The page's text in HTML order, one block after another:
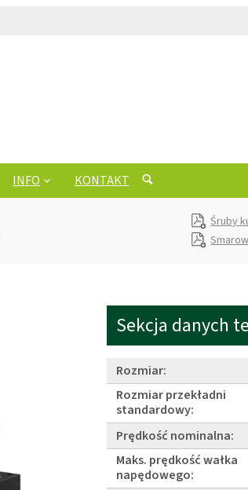
INFO KONTAKT
Śruby
Sekcja danych
Rozmiar:
Rozmiar przekładni
standardowy:
Prędkość nominalna:
Maks. prędkość wałka
napędowego: